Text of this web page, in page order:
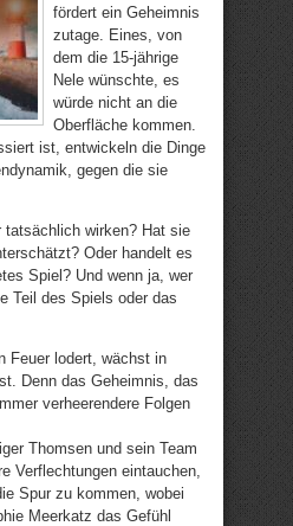
fördert ein Geheimnis
zutage. Eines, von
dem die 15-jährige
Nele wünschte, es
würde nicht an die
Oberfläche kommen.
ist, entwickeln die Dinge
gegen die sie
tatsächlich wirken? Hat sie
Oder handelt es
Spiel? Und wenn ja, wer
Teil des Spiels oder das
Feuer lodert, wächst in
Denn das Geheimnis, das
verheerendere Folgen
Thomsen und sein Team
Verflechtungen eintauchen,
Spur zu kommen, wobei
Meerkatz das Gefühl